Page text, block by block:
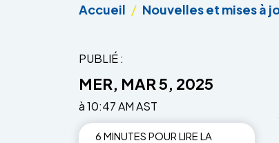
Accueil Nouvelles et mises à
PUBLIÉ :
MER, MAR 5, 2025
à 10:47 AM AST
6 MINUTES POUR LIRE LA